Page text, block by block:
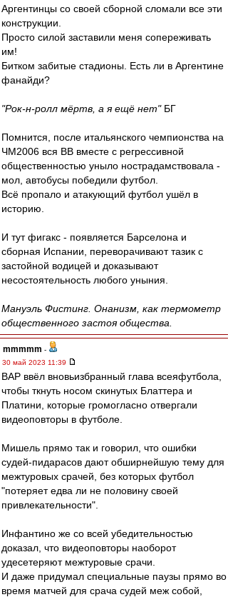
Аргентинцы со своей сборной сломали все эти
конструкции.
Просто силой заставили меня сопереживать
им!
Битком забитые стадионы. Есть ли в Аргентине
фанайди?
"Рок-н-ролл мёртв, а я ещё нет"БГ
Помнится, после итальянского чемпионства на
ЧМ2006 вся ВВ вместе с регрессивной
общественностью уныло нострадамствовала -
мол, автобусы победили футбол.
Всё пропало и атакующий футбол ушёл в
историю.
И тут фигакс - появляется Барселона и
сборная Испании, переворачивают тазик с
застойной водицей и доказывают
несостоятельность любого уныния.
Мануэль Фистинг. Онанизм, как термометр
общественного застоя общества.
mmmmm -
30 май 2023 11:39
ВАР ввёл вновьизбранный глава всеяфутбола,
чтобы ткнуть носом скинутых Блаттера и
Платини, которые громогласно отвергали
видеоповторы в футболе.
Мишель прямо так и говорил, что ошибки
судей-пидарасов дают обширнейшую тему для
межтуровых срачей, без которых футбол
"потеряет едва ли не половину своей
привлекательности".
Инфантино же со всей убедительностью
доказал, что видеоповторы наоборот
удесетеряют межтуровые срачи.
И даже придумал специальные паузы прямо во
время матчей для срача судей меж собой,